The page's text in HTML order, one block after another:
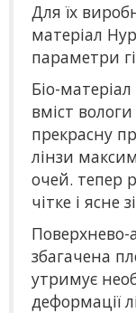
Для їх
матеріал
параметри
Біо-
вміст вологи
прекрасну
лінзи
очей. тепер
чітке і ясне
збагачена
утримує
деформації